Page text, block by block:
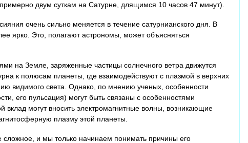
примерно двум суткам на Сатурне, длящимся 10 часов 47 минут).
очень сильно меняется в течение сатурнианского дня. В
ярко. Это, полагают астрономы, может объясняться
на Земле, заряженные частицы солнечного ветра движутся
к полюсам планеты, где взаимодействуют с плазмой в верхних
видимого света. Однако, по мнению ученых, особенности
его пульсация) могут быть связаны с особенностями
вклад могут вносить электромагнитные волны, возникающие
плазму этой планеты.
и мы только начинаем понимать причины его